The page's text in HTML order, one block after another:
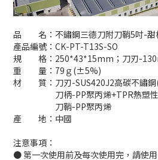
品 名：不鏽鋼三德刀附刀鞘5吋-甜
產品編號：CK-PT-T13S-SO
規 格：250*43*15mm；刀刃-
重 量：79ｇ(±5%)
材 質：刀刃-SUS420J2高碳不鏽鋼
刀柄-PP聚丙烯+TPR熱塑性
刀鞘-PP聚丙烯
產 地：中國
注意事項：
● 第一次使用前及每次使用完，請使